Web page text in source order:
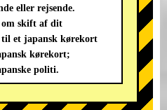
eller rejsende.
skift af dit
et japansk kørekort
kørekort;
politi.